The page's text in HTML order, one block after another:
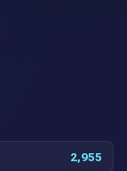
2,955